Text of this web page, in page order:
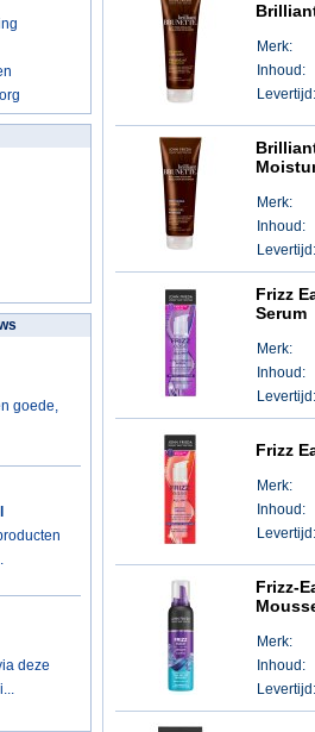
goede,
deze
Merk:
Inhoud:
Levertijd:
Merk:
Inhoud:
Levertijd:
Frizz
Serum
Merk:
Inhoud:
Levertijd:
Frizz
Merk:
Inhoud:
Levertijd:
Frizz-
Merk:
Inhoud:
Levertijd: